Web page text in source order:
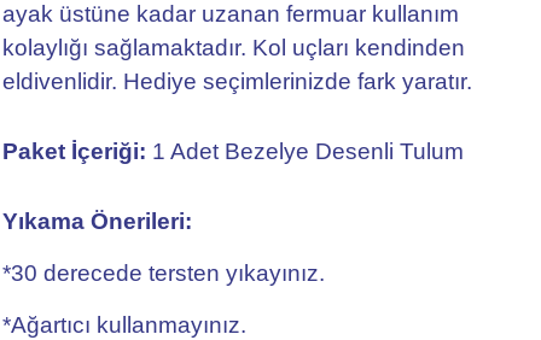
ayak üstüne kadar uzanan fermuar kullanım
kolaylığı sağlamaktadır. Kol uçları kendinden
eldivenlidir. Hediye seçimlerinizde fark yaratır.
Paket İçeriği: 1 Adet Bezelye Desenli Tulum
Yıkama Önerileri:
*30 derecede tersten yıkayınız.
*Ağartıcı kullanmayınız.